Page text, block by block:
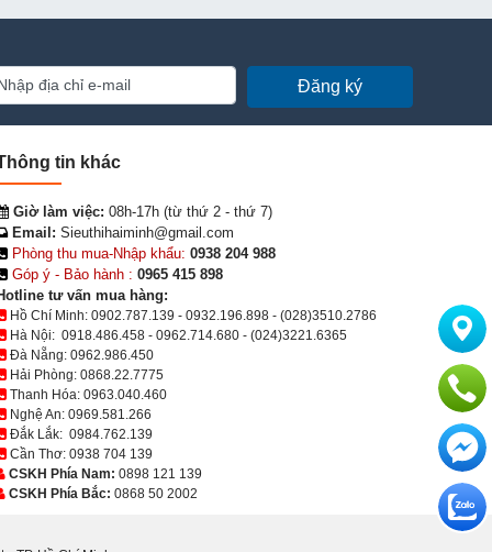
Đăng ký
tin khác
Giờ làm việc: 08h-17h (từ thứ 2 - thứ 7)
Email: Sieuthihaiminh@gmail.com
Phòng thu mua-Nhập khẩu: 0938 204 988
Góp ý - Bảo hành : 0965 415 898
tư vấn mua hàng:
Hồ Chí Minh: 0902.787.139 - 0932.196.898 - (028)3510.2786
Hà Nội: 0918.486.458 - 0962.714.680 - (024)3221.6365
Đà Nẵng: 0962.986.450
Hải Phòng: 0868.22.7775
Thanh Hóa: 0963.040.460
Nghệ An: 0969.581.266
Đắk Lắk: 0984.762.139
Cần Thơ: 0938 704 139
CSKH Phía Nam: 0898 121 139
CSKH Phía Bắc: 0868 50 2002